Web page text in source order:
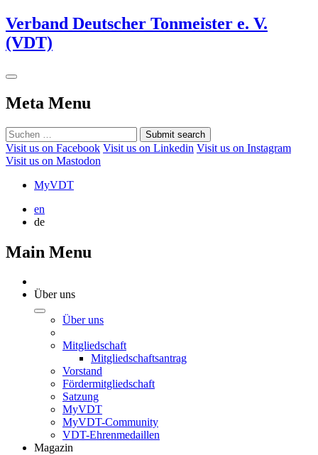
Verband Deutscher Tonmeister e. V.
(VDT)
Meta Menu
Submit search
Visit us on Facebook Visit us on Linkedin Visit us on Instagram
Visit us on Mastodon
MyVDT
en
de
Main Menu
Über uns
Über uns
Mitgliedschaft
Mitgliedschaftsantrag
Vorstand
Fördermitgliedschaft
Satzung
MyVDT
MyVDT-Community
VDT-Ehrenmedaillen
Magazin